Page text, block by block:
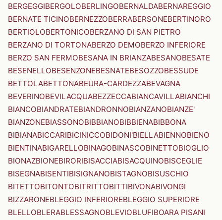
BERGEGGIBERGOLOBERLINGOBERNALDABERNAREGGIO
BERNATE TICINOBERNEZZOBERRABERSONEBERTINORO
BERTIOLOBERTONICOBERZANO DI SAN PIETRO
BERZANO DI TORTONABERZO DEMOBERZO INFERIORE
BERZO SAN FERMOBESANA IN BRIANZABESANOBESATE
BESENELLOBESENZONEBESNATEBESOZZOBESSUDE
BETTOLABETTONABEURA-CARDEZZABEVAGNA
BEVERINOBEVILACQUABEZZECCABIANCAVILLABIANCHI
BIANCOBIANDRATEBIANDRONNOBIANZANOBIANZE'
BIANZONEBIASSONOBIBBIANOBIBBIENABIBBONA
BIBIANABICCARIBICINICCOBIDONI'BIELLABIENNOBIENO
BIENTINABIGARELLOBINAGOBINASCOBINETTOBIOGLIO
BIONAZBIONEBIRORIBISACCIABISACQUINOBISCEGLIE
BISEGNABISENTIBISIGNANOBISTAGNOBISUSCHIO
BITETTOBITONTOBITRITTOBITTIBIVONABIVONGI
BIZZARONEBLEGGIO INFERIOREBLEGGIO SUPERIORE
BLELLOBLERABLESSAGNOBLEVIOBLUFIBOARA PISANI